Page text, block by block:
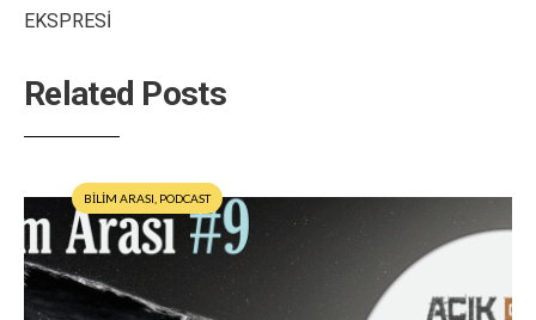
EKSPRESİ
Related Posts
BİLİM ARASI PODCAST